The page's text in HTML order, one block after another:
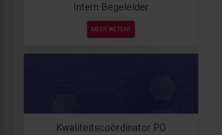
Intern Begeleider
MEER WETEN?
Kwaliteitscoördinator PO